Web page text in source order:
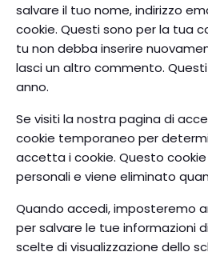
salvare il tuo nome, indirizzo
cookie. Questi sono per la tua
tu non debba inserire
lasci un altro commento.
anno.
Se visiti la nostra pagina di
cookie temporaneo per
accetta i cookie. Questo
personali e viene eliminato
Quando accedi, imposteremo
per salvare le tue informazioni
scelte di visualizzazione dello